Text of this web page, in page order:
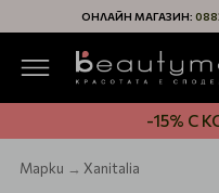
ОНЛАЙН МАГАЗИН:
-15% С
Марки Xanitalia